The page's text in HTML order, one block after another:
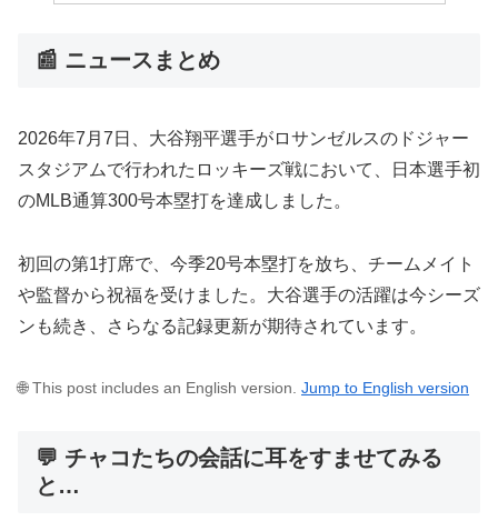
📰 ニュースまとめ
2026年7月7日、大谷翔平選手がロサンゼルスのドジャー
スタジアムで行われたロッキーズ戦において、日本選手初
のMLB通算300号本塁打を達成しました。
初回の第1打席で、今季20号本塁打を放ち、チームメイト
や監督から祝福を受けました。大谷選手の活躍は今シーズ
ンも続き、さらなる記録更新が期待されています。
🌐 This post includes an English version. Jump to English version
💬 チャコたちの会話に耳をすませてみる
と…